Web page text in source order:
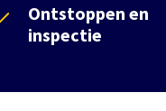
Ontstoppen en
inspectie